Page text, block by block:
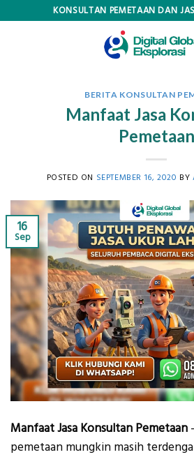
KONSULTAN PEMETAAN DAN
BERITA KONSULTAN
Manfaat Jasa
Pemetaan
POSTED ON SEPTEMBER 16, 2020 BY
16
Sep
Manfaat Jasa Konsultan Pemetaan
pemetaan mungkin masih